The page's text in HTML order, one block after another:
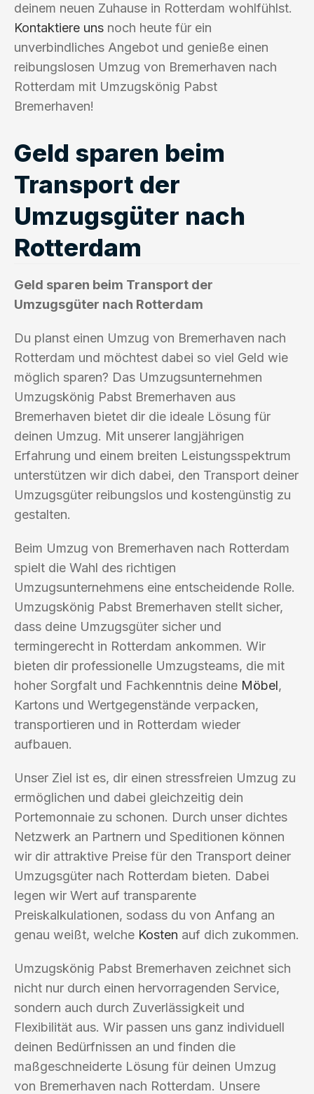
deinem neuen Zuhause in Rotterdam wohlfühlst.
Kontaktiere uns noch heute für ein
unverbindliches Angebot und genieße einen
reibungslosen Umzug von Bremerhaven nach
Rotterdam mit Umzugskönig Pabst
Bremerhaven!
Geld sparen beim
Transport der
Umzugsgüter nach
Rotterdam
Geld sparen beim Transport der
Umzugsgüter nach Rotterdam
Du planst einen Umzug von Bremerhaven nach
Rotterdam und möchtest dabei so viel Geld wie
möglich sparen? Das Umzugsunternehmen
Umzugskönig Pabst Bremerhaven aus
Bremerhaven bietet dir die ideale Lösung für
deinen Umzug. Mit unserer langjährigen
Erfahrung und einem breiten Leistungsspektrum
unterstützen wir dich dabei, den Transport deiner
Umzugsgüter reibungslos und kostengünstig zu
gestalten.
Beim Umzug von Bremerhaven nach Rotterdam
spielt die Wahl des richtigen
Umzugsunternehmens eine entscheidende Rolle.
Umzugskönig Pabst Bremerhaven stellt sicher,
dass deine Umzugsgüter sicher und
termingerecht in Rotterdam ankommen. Wir
bieten dir professionelle Umzugsteams, die mit
hoher Sorgfalt und Fachkenntnis deine Möbel,
Kartons und Wertgegenstände verpacken,
transportieren und in Rotterdam wieder
aufbauen.
Unser Ziel ist es, dir einen stressfreien Umzug zu
ermöglichen und dabei gleichzeitig dein
Portemonnaie zu schonen. Durch unser dichtes
Netzwerk an Partnern und Speditionen können
wir dir attraktive Preise für den Transport deiner
Umzugsgüter nach Rotterdam bieten. Dabei
legen wir Wert auf transparente
Preiskalkulationen, sodass du von Anfang an
genau weißt, welche Kosten auf dich zukommen.
Umzugskönig Pabst Bremerhaven zeichnet sich
nicht nur durch einen hervorragenden Service,
sondern auch durch Zuverlässigkeit und
Flexibilität aus. Wir passen uns ganz individuell
deinen Bedürfnissen an und finden die
maßgeschneiderte Lösung für deinen Umzug
von Bremerhaven nach Rotterdam. Unsere